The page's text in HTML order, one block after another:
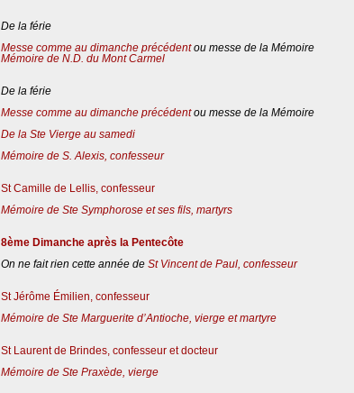
De la férie
Messe comme au dimanche précédentou messe de la Mémoire
Mémoire de N.D. du Mont Carmel
De la férie
Messe comme au dimanche précédentou messe de la Mémoire
De la Ste Vierge au samedi
Mémoire de S. Alexis, confesseur
St Camille de Lellis, confesseur
Mémoire de Ste Symphorose et ses fils, martyrs
8ème Dimanche après la Pentecôte
On ne fait rien cette année de St Vincent de Paul, confesseur
St Jérôme Émilien, confesseur
Mémoire de Ste Marguerite d’Antioche, vierge et martyre
St Laurent de Brindes, confesseur et docteur
Mémoire de Ste Praxède, vierge